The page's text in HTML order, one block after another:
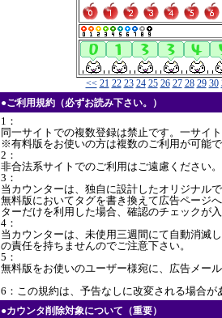
<< 21 22 23 24 25 26 27 28 29 30
●ご利用規約（必ずお読み下さい。）
1：
同一サイトでの複数登録は禁止です。一サイ
※有料版をお使いの方は複数のご利用が可能で
2：
非合法系サイトでのご利用はご遠慮ください。
3：
当カウンターは、独自に設計したオリジナルで
無料版においてタグを書き換えて広告ページ
ターだけを利用した場合、確認のチェックが入
4：
当カウンターは、未使用三週間にて自動消滅
の責任を持ちませんのでご注意下さい。
5：
無料版をお使いのユーザー様宛に、広告メー
6：この規約は、予告なしに改変される場合が
●カウンタ削除対象について（重要）